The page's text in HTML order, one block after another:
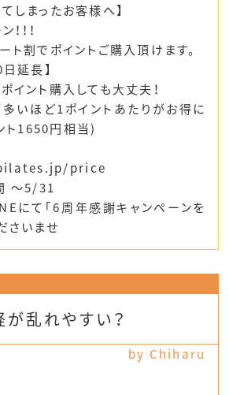
しまったお客様へ】
！！
割でポイントご購入頂けます。
延長】
イント購入しても大丈夫！
いほど1ポイントあたりがお得に
ト1650円相当)
price
～5/31
にて｢6周年感謝キャンペーンを
さいませ
乱れやすい？
by Chiharu